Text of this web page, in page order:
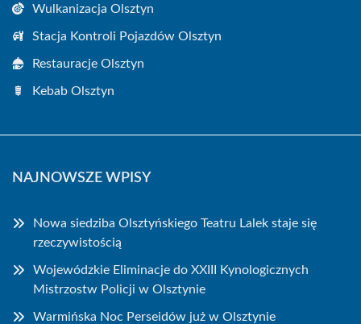
Wulkanizacja Olsztyn
Stacja Kontroli Pojazdów Olsztyn
Restauracje Olsztyn
Kebab Olsztyn
NAJNOWSZE WPISY
Nowa siedziba Olsztyńskiego Teatru Lalek staje się
rzeczywistością
Wojewódzkie Eliminacje do XXIII Kynologicznych
Mistrzostw Policji w Olsztynie
Warmińska Noc Perseidów już w Olsztynie